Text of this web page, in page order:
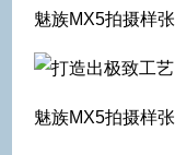
魅族MX5拍摄样张
魅族MX5拍摄样张